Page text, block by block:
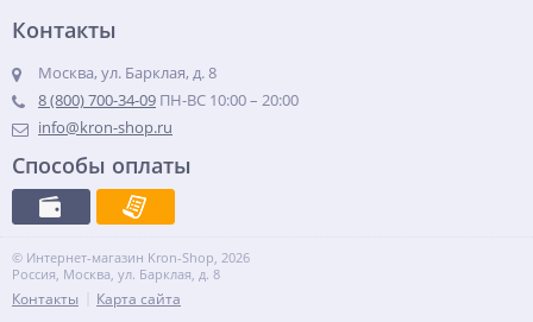
Контакты
Москва, ул. Барклая, д. 8
8 (800) 700-34-09 ПН-ВС 10:00 – 20:00
info@kron-shop.ru
Способы оплаты
© Интернет-магазин Kron-Shop, 2026
Россия, Москва, ул. Барклая, д. 8
Контакты Карта сайта